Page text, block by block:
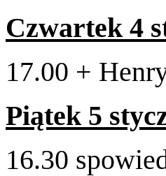
Czwartek 4
17.00 +
Piątek 5
16.30